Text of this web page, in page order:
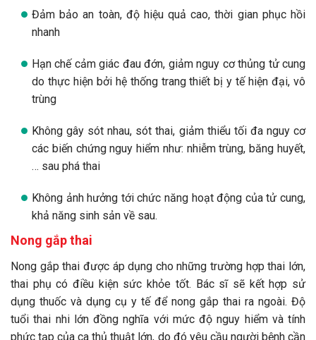
Đảm bảo an toàn, độ hiệu quả cao, thời gian phục hồi
nhanh
Hạn chế cảm giác đau đớn, giảm nguy cơ thủng tử cung
do thực hiện bởi hệ thống trang thiết bị y tế hiện đại, vô
trùng
Không gây sót nhau, sót thai, giảm thiểu tối đa nguy cơ
các biến chứng nguy hiểm như: nhiễm trùng, băng huyết,
… sau phá thai
Không ảnh hưởng tới chức năng hoạt động của tử cung,
khả năng sinh sản về sau.
Nong gắp thai
Nong gắp thai được áp dụng cho những trường hợp thai lớn,
thai phụ có điều kiện sức khỏe tốt. Bác sĩ sẽ kết hợp sử
dụng thuốc và dụng cụ y tế để nong gắp thai ra ngoài. Độ
tuổi thai nhi lớn đồng nghĩa với mức độ nguy hiểm và tính
phức tạp của ca thủ thuật lớn, do đó yêu cầu người bệnh cần